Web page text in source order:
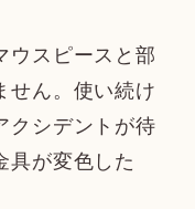
ウスピースと部
せん。使い続け
クシデントが待
具が変色した